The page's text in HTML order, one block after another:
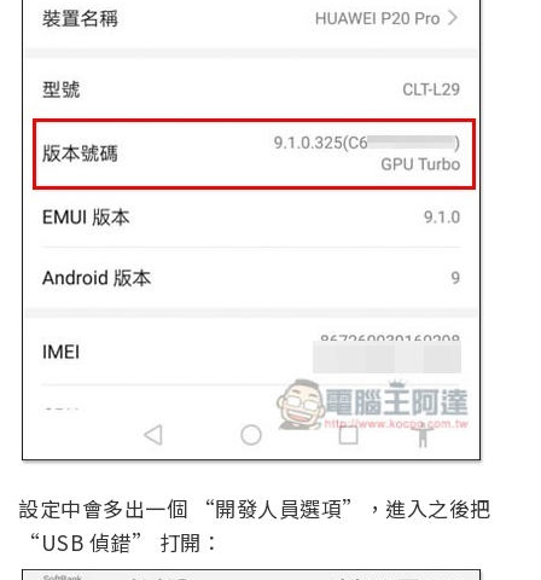
設定中會多出一個 “開發人員選項”，進入之後把
“USB 偵錯” 打開：